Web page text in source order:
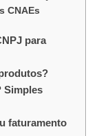
CNAEs
para
Simples
faturamento